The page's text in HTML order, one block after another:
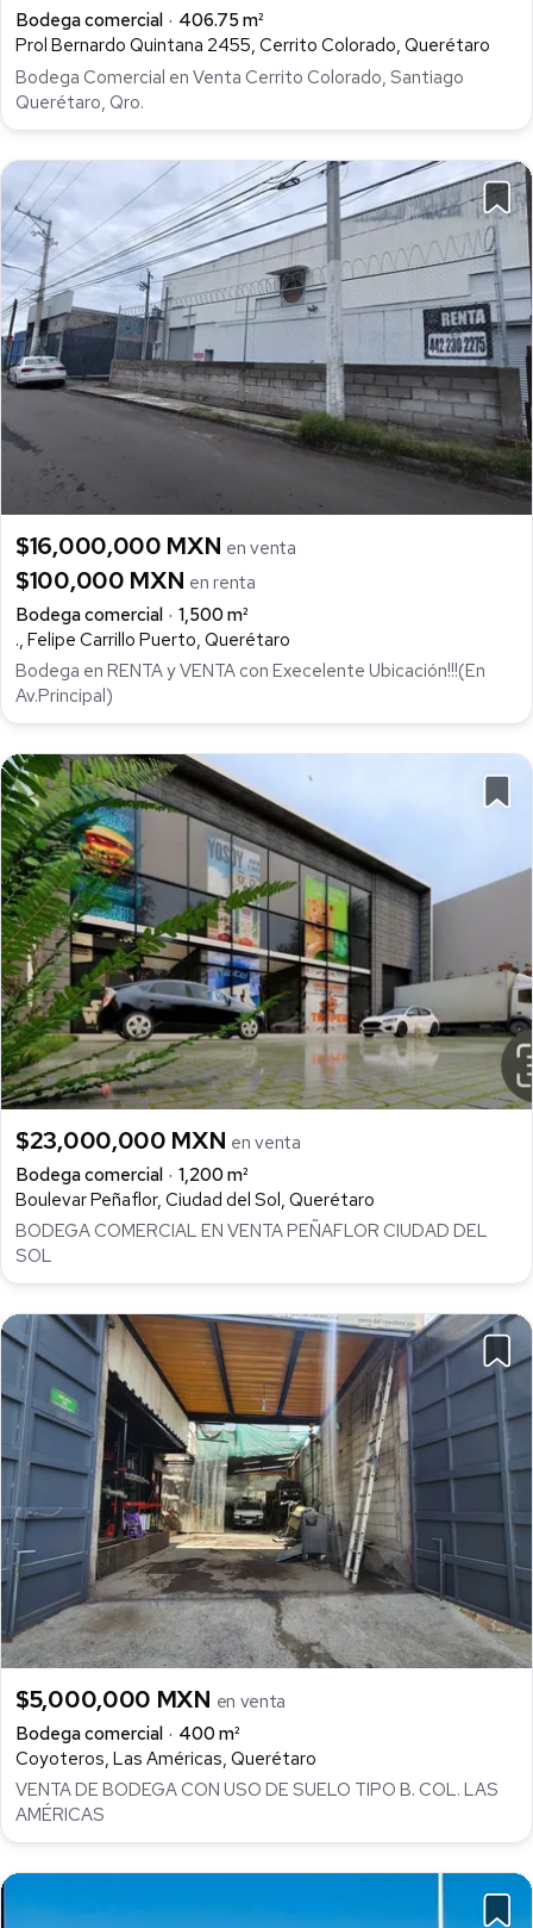
Bodega comercial
406.75 m²
Prol Bernardo Quintana 2455, Cerrito Colorado, Querétaro
Bodega Comercial en Venta Cerrito Colorado, Santiago
Querétaro, Qro.
$16,000,000 MXN en venta
$100,000 MXN en renta
Bodega comercial
1,500 m²
., Felipe Carrillo Puerto, Querétaro
Bodega en RENTA y VENTA con Execelente Ubicación!!!(En
Av.Principal)
$23,000,000 MXN en venta
Bodega comercial
1,200 m²
Boulevar Peñaflor, Ciudad del Sol, Querétaro
BODEGA COMERCIAL EN VENTA PEÑAFLOR CIUDAD DEL
SOL
$5,000,000 MXN en venta
Bodega comercial
400 m²
Coyoteros, Las Américas, Querétaro
VENTA DE BODEGA CON USO DE SUELO TIPO B. COL. LAS
AMÉRICAS